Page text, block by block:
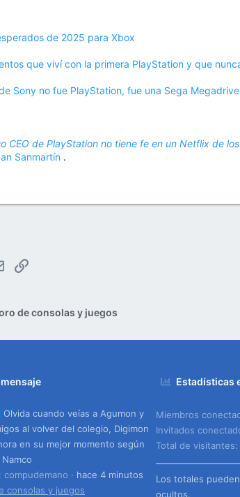
de 2025 para Xbox
que viví con la primera PlayStation y que
Sony no fue PlayStation, fue una Sega
CEO de PlayStation no tiene fe en un Netflix de
Sanmartín .
EmailEnlace
de consolas y juegos
Olvida cuando veías a Agumon y
al volver del colegio, Digimon
en su mejor momento según
Namco
compudemano
hace 4 minutos
consolas y juegos
Estadísticas
Miembros
Invitados
Total de visitantes
Los totales
ocultos.